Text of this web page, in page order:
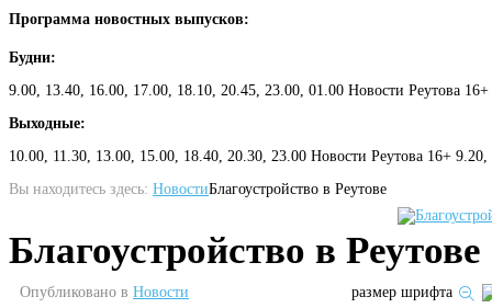
Программа новостных выпусков:
Будни:
9.00, 13.40, 16.00, 17.00, 18.10, 20.45, 23.00, 01.00 Новости Реутова
Выходные:
10.00, 11.30, 13.00, 15.00, 18.40, 20.30, 23.00 Новости Реутова 16+
Вы находитесь здесь: НовостиБлагоустройство в Реутове
Благоустройство в Реутове
Опубликовано в Новости размер шрифта